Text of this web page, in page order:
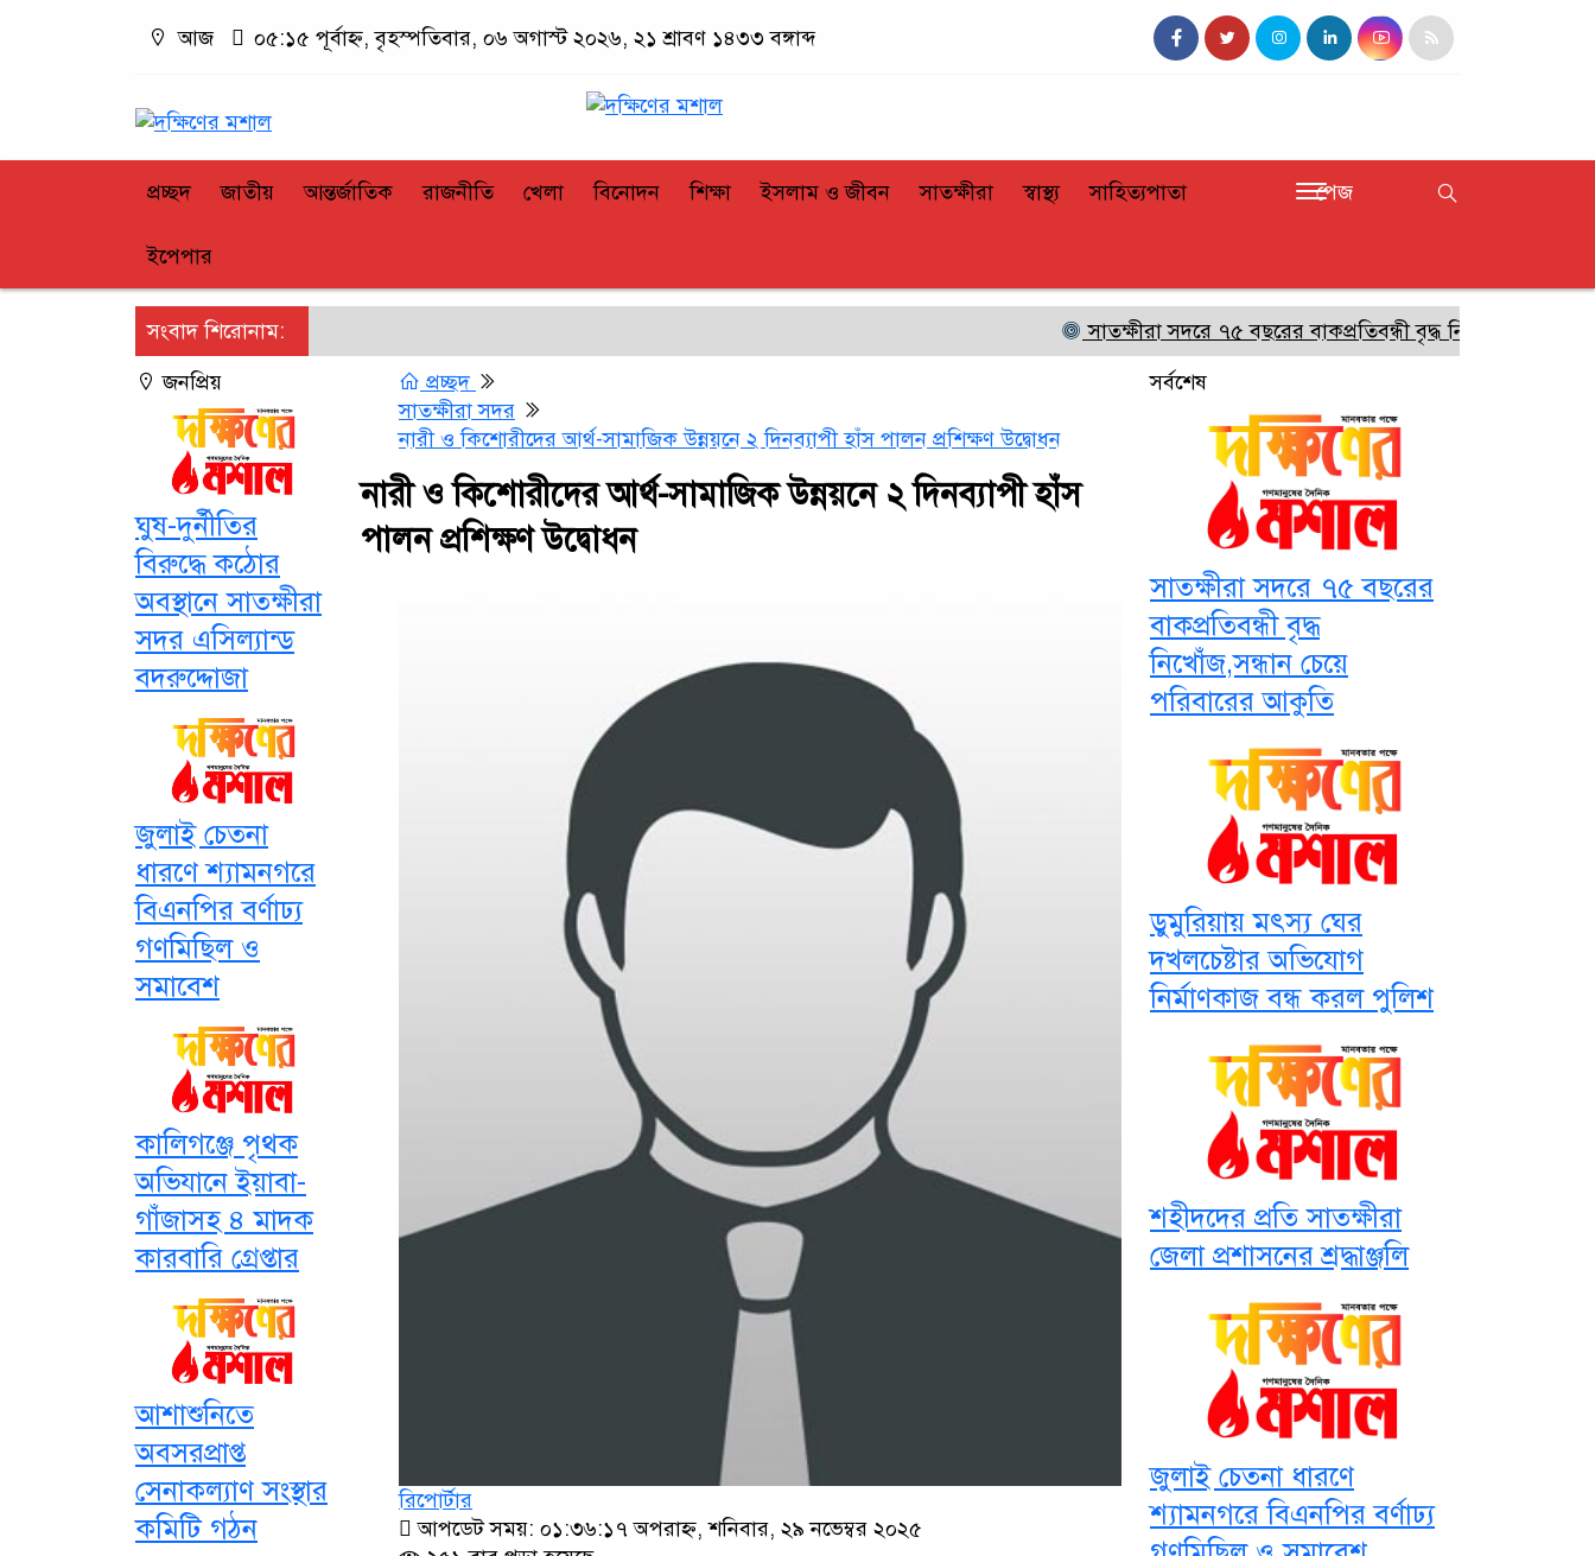
আজ ০৫:১৫ পূর্বাহ্ন, বৃহস্পতিবার, ০৬ অগাস্ট ২০২৬, ২১ শ্রাবণ ১৪৩৩ বঙ্গাব্দ
প্রচ্ছদ জাতীয় আন্তর্জাতিক রাজনীতি খেলা বিনোদন শিক্ষা ইসলাম ও জীবন সাতক্ষীরা স্বাস্থ্য সাহিত্যপাতা
ইপেপার
পেজ
সংবাদ শিরোনাম:
সাতক্ষীরা সদরে ৭৫ বছরের বাকপ্রতিবন্ধী বৃদ্ধ নিখোঁজ,সন্ধান চেয়ে
প্রচ্ছদ
সাতক্ষীরা সদর
নারী ও কিশোরীদের আর্থ-সামাজিক উন্নয়নে ২ দিনব্যাপী হাঁস পালন প্রশিক্ষণ উদ্বোধন
নারী ও কিশোরীদের আর্থ-সামাজিক উন্নয়নে ২ দিনব্যাপী হাঁস
পালন প্রশিক্ষণ উদ্বোধন
রিপোর্টার
আপডেট সময়: ০১:৩৬:১৭ অপরাহ্ন, শনিবার, ২৯ নভেম্বর ২০২৫
জনপ্রিয়
ঘুষ-দুর্নীতির
বিরুদ্ধে কঠোর
অবস্থানে সাতক্ষীরা
সদর এসিল্যান্ড
বদরুদ্দোজা
জুলাই চেতনা
ধারণে শ্যামনগরে
বিএনপির বর্ণাঢ্য
গণমিছিল ও
সমাবেশ
কালিগঞ্জে পৃথক
অভিযানে ইয়াবা-
গাঁজাসহ ৪ মাদক
কারবারি গ্রেপ্তার
আশাশুনিতে
অবসরপ্রাপ্ত
সেনাকল্যাণ সংস্থার
কমিটি গঠন
সর্বশেষ
সাতক্ষীরা সদরে ৭৫ বছরের
বাকপ্রতিবন্ধী বৃদ্ধ
নিখোঁজ,সন্ধান চেয়ে
পরিবারের আকুতি
ডুমুরিয়ায় মৎস্য ঘের
দখলচেষ্টার অভিযোগ
নির্মাণকাজ বন্ধ করল পুলিশ
শহীদদের প্রতি সাতক্ষীরা
জেলা প্রশাসনের শ্রদ্ধাঞ্জলি
জুলাই চেতনা ধারণে
শ্যামনগরে বিএনপির বর্ণাঢ্য